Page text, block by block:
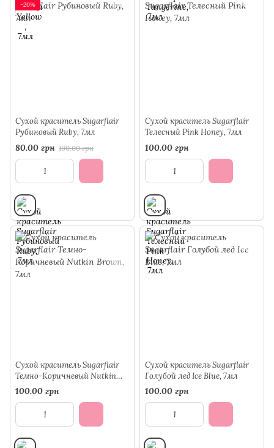
−20%
Сухой краситель Sugarflair
Рубиновый Ruby, 7мл
80.00 грн 100.00 грн
Сухой краситель Sugarflair
Телесный Pink Honey, 7мл
100.00 грн
Сухой краситель Sugarflair
Темно-Коричневый Nutkin
Brown, 7мл
100.00 грн
Сухой краситель Sugarflair
Голубой лед Ice Blue, 7мл
100.00 грн